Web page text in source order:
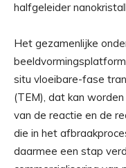
halfgeleider
Het gezamenlijke
situ vloeibare-fase
(TEM), dat kan
van de reactie en de
die in het
daarmee een stap